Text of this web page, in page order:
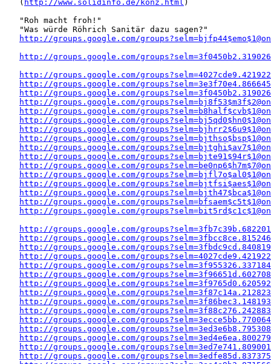
   (
http://www.solidinfo.de/konz.html )
   "Roh macht froh!"
   "Was würde Röhrich Sanitär dazu sagen?"
http://groups.google.com/
http://groups.google.com/
http://groups.google.com/
http://groups.google.com/
http://groups.google.com/
http://groups.google.com/
http://groups.google.com/
http://groups.google.com/
http://groups.google.com/
http://groups.google.com/
http://groups.google.com/
http://groups.google.com/
http://groups.google.com/
http://groups.google.com/
http://groups.google.com/
http://groups.google.com/
http://groups.google.com/
http://groups.google.com/
http://groups.google.com/
http://groups.google.com/
http://groups.google.com/
http://groups.google.com/
http://groups.google.com/
http://groups.google.com/
http://groups.google.com/
http://groups.google.com/
http://groups.google.com/
http://groups.google.com/
http://groups.google.com/
http://groups.google.com/
http://groups.google.com/
http://groups.google.com/
http://groups.google.com/